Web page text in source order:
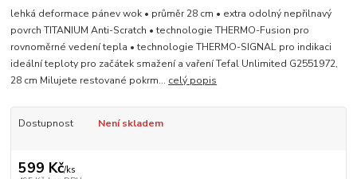
lehká deformace pánev wok • průměr 28 cm • extra odolný nepřilnavý
povrch TITANIUM Anti-Scratch • technologie THERMO-Fusion pro
rovnoměrné vedení tepla • technologie THERMO-SIGNAL pro indikaci
ideální teploty pro začátek smažení a vaření Tefal Unlimited G2551972,
28 cm Milujete restované pokrm... celý popis
Dostupnost Není skladem
599 Kč/ks